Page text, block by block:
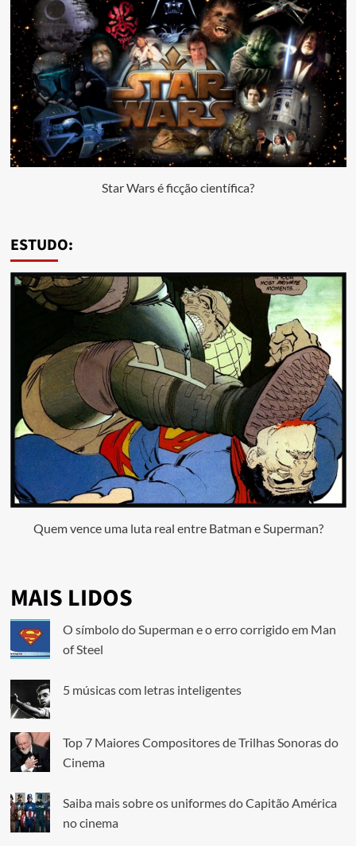
Star Wars é ficção científica?
ESTUDO:
Quem vence uma luta real entre Batman e Superman?
MAIS LIDOS
O símbolo do Superman e o erro corrigido em Man
of Steel
5 músicas com letras inteligentes
Top 7 Maiores Compositores de Trilhas Sonoras do
Cinema
Saiba mais sobre os uniformes do Capitão América
no cinema